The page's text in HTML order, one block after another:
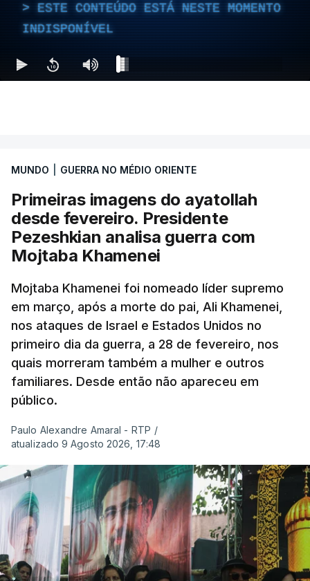
ESTE CONTEÚDO ESTÁ NESTE MOMENTO
INDISPONÍVEL
MUNDO GUERRA NO MÉDIO ORIENTE
Primeiras imagens do ayatollah
desde fevereiro. Presidente
Pezeshkian analisa guerra com
Mojtaba Khamenei
Mojtaba Khamenei foi nomeado líder supremo
em março, após a morte do pai, Ali Khamenei,
nos ataques de Israel e Estados Unidos no
primeiro dia da guerra, a 28 de fevereiro, nos
quais morreram também a mulher e outros
familiares. Desde então não apareceu em
público.
Paulo Alexandre Amaral - RTP /
atualizado 9 Agosto 2026, 17:48